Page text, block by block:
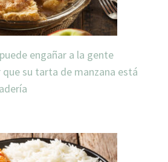
engañar a la gente
su tarta de manzana está